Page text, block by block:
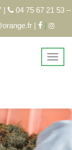
|
04 75 67 21 53 –
| |